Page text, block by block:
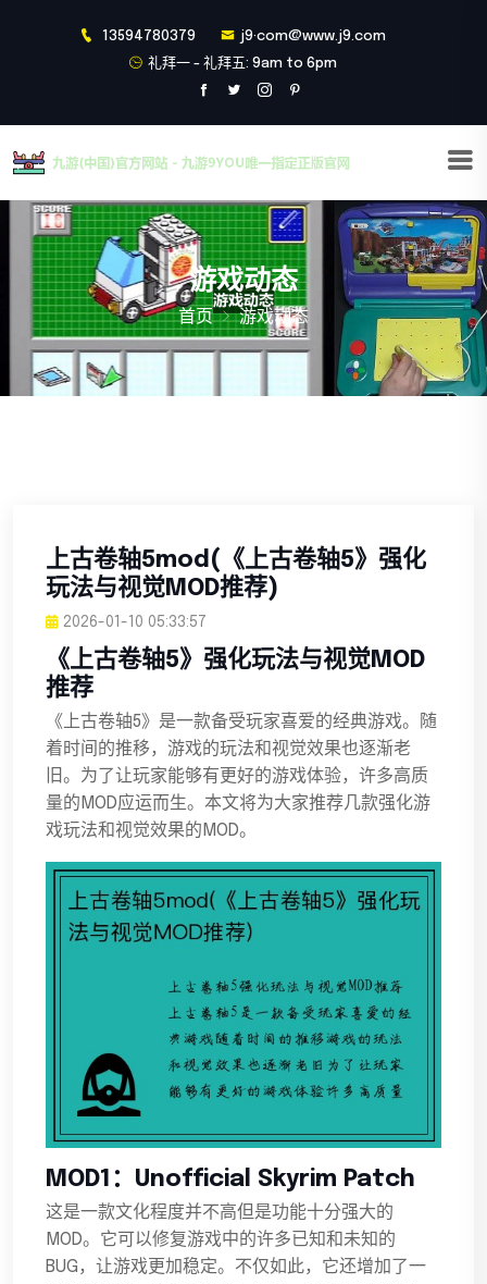
13594780379
j9·com@www.j9.com
礼拜一 - 礼拜五: 9am to 6pm
游戏动态
首页 游戏动态
上古卷轴5mod(《上古卷轴5》强化
玩法与视觉MOD推荐)
2026-01-10 05:33:57
《上古卷轴5》强化玩法与视觉MOD
推荐
《上古卷轴5》是一款备受玩家喜爱的经典游戏。随
着时间的推移，游戏的玩法和视觉效果也逐渐老
旧。为了让玩家能够有更好的游戏体验，许多高质
量的MOD应运而生。本文将为大家推荐几款强化游
戏玩法和视觉效果的MOD。
MOD1：Unofficial Skyrim Patch
这是一款文化程度并不高但是功能十分强大的
MOD。它可以修复游戏中的许多已知和未知的
BUG，让游戏更加稳定。不仅如此，它还增加了一